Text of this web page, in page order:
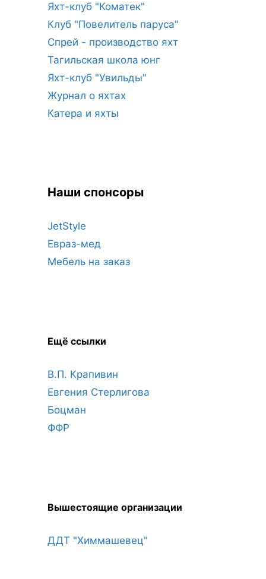
Яхт-клуб "Коматек"
Клуб "Повелитель паруса"
Спрей - производство яхт
Тагильская школа юнг
Яхт-клуб "Увильды"
Журнал о яхтах
Катера и яхты
Наши спонсоры
JetStyle
Евраз-мед
Мебель на заказ
Ещё ссылки
В.П. Крапивин
Евгения Стерлигова
Боцман
ФФР
Вышестоящие организации
ДДТ "Химмашевец"